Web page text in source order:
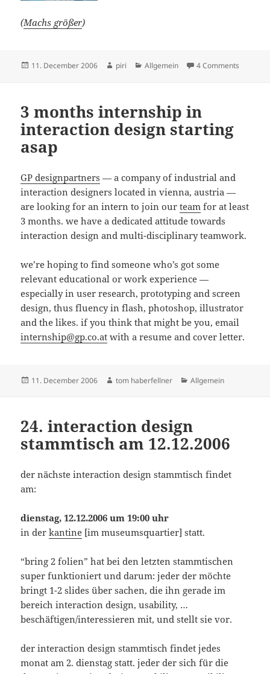
(Machs größer)
Posted
11. December 2006 Author
piri Categories
Allgemein 4 Comments
3 months internship in
interaction design starting
asap
GP designpartners — a company of industrial and
interaction designers located in vienna, austria —
are looking for an intern to join ourteam for at least
3 months. we have a dedicated attitude towards
interaction design and multi-disciplinary teamwork.
we’re hoping to find someone who’s got some
relevant educational or work experience —
especially in user research, prototyping and screen
design, thus fluency in flash, photoshop, illustrator
and the likes. if you think that might be you, email
internship@gp.co.at with a resume and cover letter.
Posted
11. December 2006 Author
tom haberfellner Categories
Allgemein
24. interaction design
stammtisch am 12.12.2006
der nächste interaction design stammtisch findet
am:
dienstag, 12.12.2006 um 19:00 uhr
in derkantine [im museumsquartier] statt.
“bring 2 folien” hat bei den letzten stammtischen
super funktioniert und darum: jeder der möchte
bringt 1-2 slides über sachen, die ihn gerade im
bereich interaction design, usability, …
beschäftigen/interessieren mit, und stellt sie vor.
der interaction design stammtisch findet jedes
monat am 2. dienstag statt. jeder der sich für die